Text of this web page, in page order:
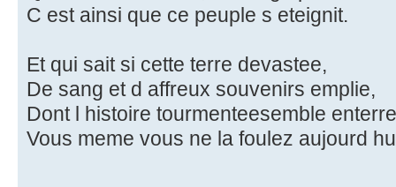
C est ainsi que ce peuple s eteignit.
Et qui sait si cette terre devastee,
De sang et d affreux souvenirs emplie,
Dont l histoire tourmenteesemble
Vous meme vous ne la foulez aujourd